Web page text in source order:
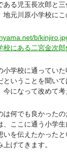
る児玉長次郎と
地元川原小学校に
b/
校にある二宮金次郎
学校に通ってい
ということを聞い
今になって改めて考
何でも良かった
、ここに通う小学
いを伝えたかった
げてきます。